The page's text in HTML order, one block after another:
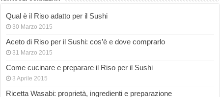
Qual è il Riso adatto per il Sushi
30 Marzo 2015
Aceto di Riso per il Sushi: cos’è e dove comprarlo
31 Marzo 2015
Come cucinare e preparare il Riso per il Sushi
3 Aprile 2015
Ricetta Wasabi: proprietà, ingredienti e preparazione